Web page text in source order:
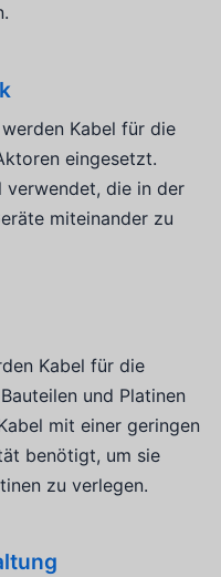
Kabel für die
eingesetzt.
verwendet, die in der
miteinander zu
Kabel für die
und Platinen
mit einer geringen
benötigt, um sie
zu verlegen.